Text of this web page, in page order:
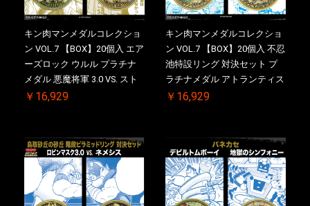
キン肉マンメダルコレクショ
ン VOL.7 【BOX】20個入 エア
ーズロック ウルル プラチナ
メダル 悪魔将軍 3.0 VS. スト
ロング・ザ・武道 初回シリア
売品)付
￥16,929
キン肉マンメダルコレクショ
ン VOL.7 【BOX】20個入 不忍
池特設リング 対決セット プ
ラチナメダル アトランティス
ドライバー VS.ネックカット
特典 】KIN(金)肉メダル(非売
品)付
￥16,929